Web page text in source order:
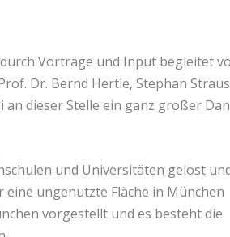
Vorträge und Input begleitet
Dr. Bernd Hertle, Stephan
an dieser Stelle ein ganz großer
und Universitäten gelost
ungenutzte Fläche in München
vorgestellt und es besteht die